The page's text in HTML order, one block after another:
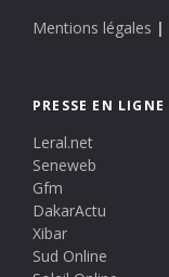
Mentions légales |
PRESSE EN LIGNE
Leral.net
Seneweb
Gfm
DakarActu
Xibar
Sud Online